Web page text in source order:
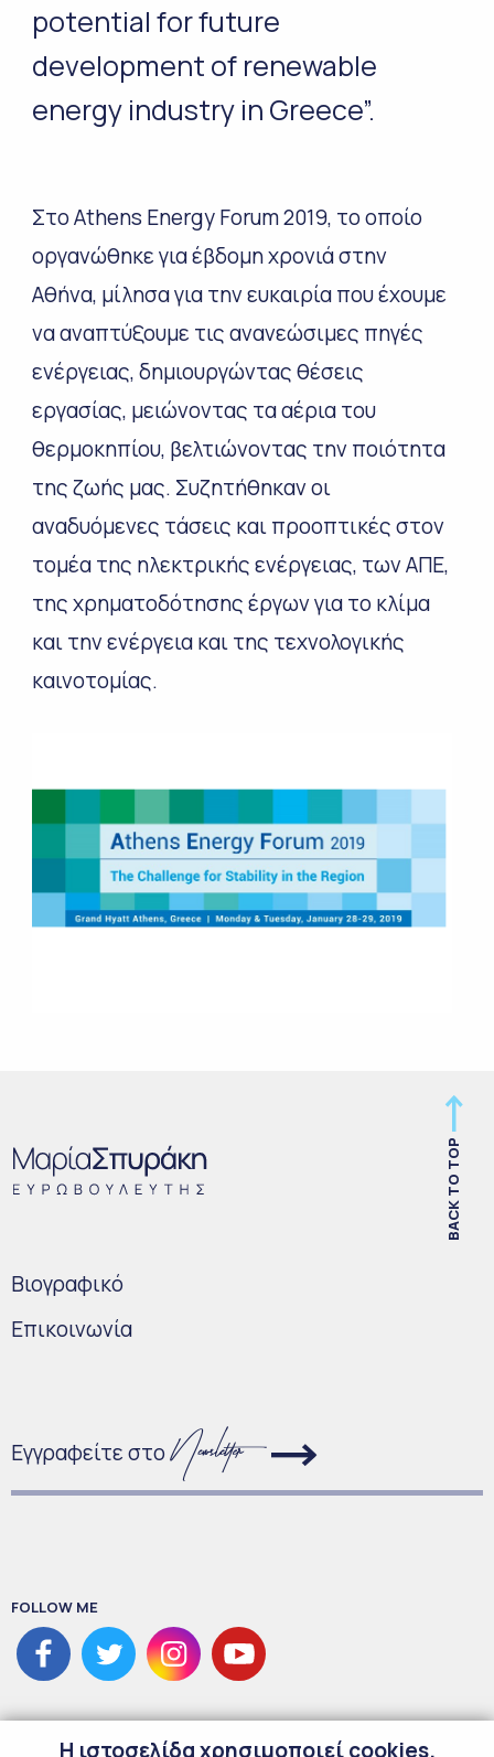
potential for future
development of renewable
energy industry in Greece”.
Στο Athens Energy Forum 2019, το οποίο
οργανώθηκε για έβδομη χρονιά στην
Αθήνα, μίλησα για την ευκαιρία που έχουμε
να αναπτύξουμε τις ανανεώσιμες πηγές
ενέργειας, δημιουργώντας θέσεις
εργασίας, μειώνοντας τα αέρια του
θερμοκηπίου, βελτιώνοντας την ποιότητα
της ζωής μας. Συζητήθηκαν οι
αναδυόμενες τάσεις και προοπτικές στον
τομέα της ηλεκτρικής ενέργειας, των ΑΠΕ,
της χρηματοδότησης έργων για το κλίμα
και την ενέργεια και της τεχνολογικής
καινοτομίας.
BACK TO TOP
Bιογραφικό
Επικοινωνία
Εγγραφείτε στο
FOLLOW ME
H ιστοσελίδα χρησιμοποιεί cookies.